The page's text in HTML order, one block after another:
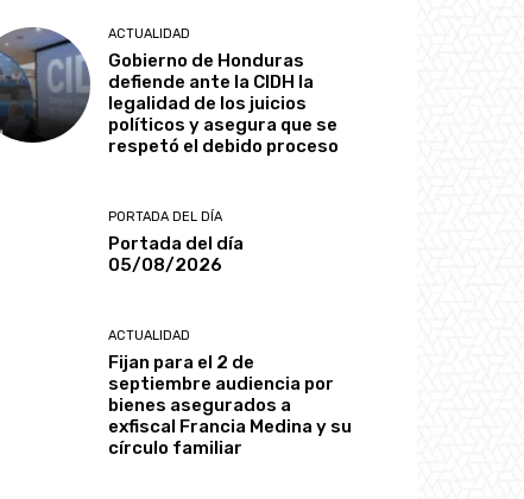
ACTUALIDAD
Gobierno de Honduras
defiende ante la CIDH la
legalidad de los juicios
políticos y asegura que se
respetó el debido proceso
PORTADA DEL DÍA
Portada del día
05/08/2026
ACTUALIDAD
Fijan para el 2 de
septiembre audiencia por
bienes asegurados a
exfiscal Francia Medina y su
círculo familiar